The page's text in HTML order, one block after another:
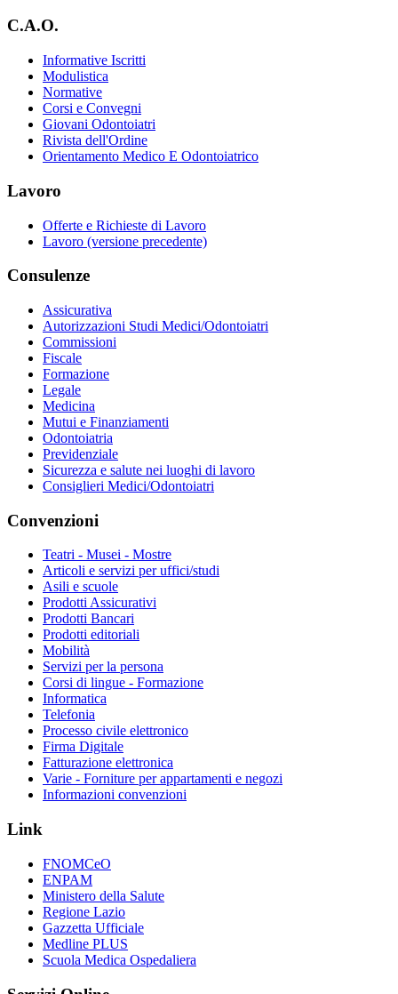
C.A.O.
Informative Iscritti
Modulistica
Normative
Corsi e Convegni
Giovani Odontoiatri
Rivista dell'Ordine
Orientamento Medico E Odontoiatrico
Lavoro
Offerte e Richieste di Lavoro
Lavoro (versione precedente)
Consulenze
Assicurativa
Autorizzazioni Studi Medici/Odontoiatri
Commissioni
Fiscale
Formazione
Legale
Medicina
Mutui e Finanziamenti
Odontoiatria
Previdenziale
Sicurezza e salute nei luoghi di lavoro
Consiglieri Medici/Odontoiatri
Convenzioni
Teatri - Musei - Mostre
Articoli e servizi per uffici/studi
Asili e scuole
Prodotti Assicurativi
Prodotti Bancari
Prodotti editoriali
Mobilità
Servizi per la persona
Corsi di lingue - Formazione
Informatica
Telefonia
Processo civile elettronico
Firma Digitale
Fatturazione elettronica
Varie - Forniture per appartamenti e negozi
Informazioni convenzioni
Link
FNOMCeO
ENPAM
Ministero della Salute
Regione Lazio
Gazzetta Ufficiale
Medline PLUS
Scuola Medica Ospedaliera